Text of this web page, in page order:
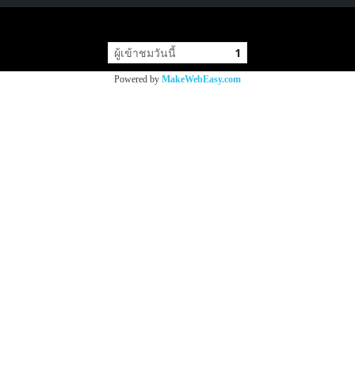
ผู้เข้าชมวันนี้
1
Powered by MakeWebEasy.com